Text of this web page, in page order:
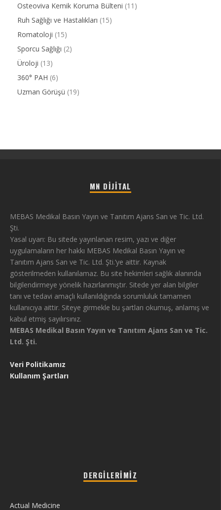
Osteoviva Kemik Koruma Bülteni (11)
Ruh Sağlığı ve Hastalıkları (15)
Romatoloji (15)
Sporcu Sağlığı (2)
Üroloji (13)
360° PAH (6)
Uzman Görüşü (19)
MN DIJITAL
MEBAS Medikal Basın Yayın ve Tanıtım Ajans San ve Tic. Ltd.
Şti.
Yasal uyarı: Bu sitede yayınlanan resim, yazı ve diğer
uygulamaların her hakkı MEBAS Medikal Basın Yayın ve
Tanıtım Ajans San ve Tic. Ltd. Şti.’ye aittir. Kaynak
gösterilmeden kullanılamaz. Bu site hekimleri sağlık alanında
bilgilendirmeye yönelik hazırlanmıştır. Sitede yer alan bilgiler
tanı ve tedavi amaçlı kullanıldığında sorumluluk tamamen
kullanıcıya aittir. Siteye girmekle bu şartları okumuş, anlamış ve
kabul etmiş sayılırsınız.
MEBAS Medikal Basın Yayın ve Tanıtım Ajans San ve Tic.
Ltd. Şti.
Veri Politikamız
Kullanım Şartları
DERGILERIMIZ
Actual Medicine